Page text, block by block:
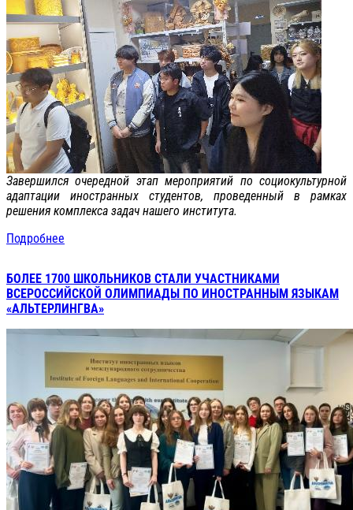
Завершился очередной этап мероприятий по социокультурной
адаптации иностранных студентов, проведенный в рамках
решения комплекса задач нашего института.
Подробнее
БОЛЕЕ 1700 ШКОЛЬНИКОВ СТАЛИ УЧАСТНИКАМИ
ВСЕРОССИЙСКОЙ ОЛИМПИАДЫ ПО ИНОСТРАННЫМ ЯЗЫКАМ
«АЛЬТЕРЛИНГВА»